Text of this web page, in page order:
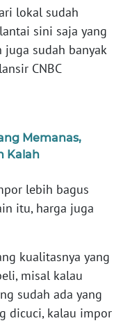
lokal sudah
sini saja yang
juga sudah banyak
CNBC
Memanas,
Kalah
lebih bagus
itu, harga juga
kualitasnya yang
misal kalau
sudah ada yang
dicuci, kalau impor